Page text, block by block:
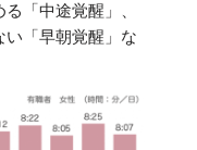
「中途覚醒」、
「早朝覚醒」な